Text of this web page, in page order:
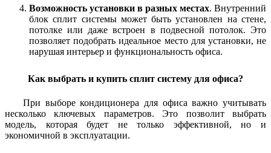
Возможность установки в разных местах. Внутренний
блок сплит системы может быть установлен на стене,
потолке или даже встроен в подвесной потолок. Это
позволяет подобрать идеальное место для установки, не
нарушая интерьер и функциональность офиса.
Как выбрать и купить сплит систему для офиса?
При выборе кондиционера для офиса важно учитывать
несколько ключевых параметров. Это позволит выбрать
модель, которая будет не только эффективной, но и
экономичной в эксплуатации.